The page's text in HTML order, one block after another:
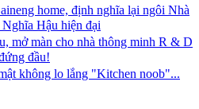
home, định nghĩa lại ngôi Nhà
Hậu hiện đại
mở màn cho nhà thông minh R & D
đầu!
không lo lắng "Kitchen noob"...